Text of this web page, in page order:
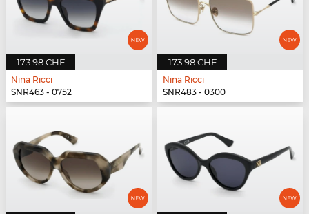
173.98 CHF
Nina Ricci
SNR463 - 0752
173.98 CHF
Nina Ricci
SNR483 - 0300